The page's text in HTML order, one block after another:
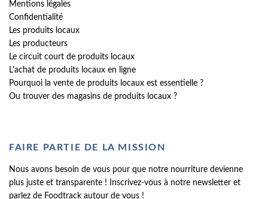
Mentions légales
Confidentialité
Les produits locaux
Les producteurs
Le circuit court de produits locaux
L'achat de produits locaux en ligne
Pourquoi la vente de produits locaux est essentielle ?
Ou trouver des magasins de produits locaux ?
FAIRE PARTIE DE LA MISSION
Nous avons besoin de vous pour que notre nourriture devienne
plus juste et transparente ! Inscrivez-vous à notre newsletter et
parlez de Foodtrack autour de vous !